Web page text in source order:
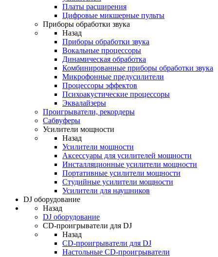
Платы расширения
Цифровые микшерные пульты
Приборы обработки звука
Назад
Приборы обработки звука
Вокальные процессоры
Динамическая обработка
Комбинированные приборы обработки звука
Микрофонные предусилители
Процессоры эффектов
Психоакустические процессоры
Эквалайзеры
Проигрыватели, рекордеры
Сабвуферы
Усилители мощности
Назад
Усилители мощности
Аксессуары для усилителей мощности
Инсталляционные усилители мощности
Портативные усилители мощности
Студийные усилители мощности
Усилители для наушников
DJ оборудование
Назад
DJ оборудование
CD-проигрыватели для DJ
Назад
CD-проигрыватели для DJ
Настольные CD-проигрыватели